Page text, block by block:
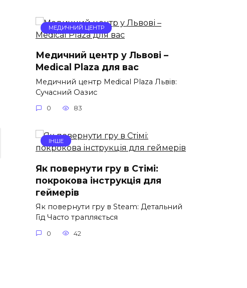
МЕДИЧНИЙ ЦЕНТР
Медичний центр у Львові –
Medical Plaza для вас
Медичний центр Medical Plaza Львів:
Сучасний Оазис
0 83
ІНШЕ
Як повернути гру в Стімі:
покрокова інструкція для
геймерів
Як повернути гру в Steam: Детальний
Гід Часто трапляється
0 42